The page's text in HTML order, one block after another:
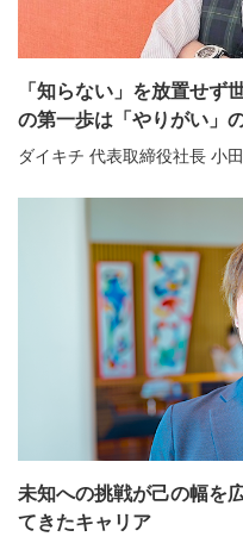
「知らない」を放置せず
の第一歩は「やりがい」
ダイキチ 代表取締役社長 小
未知への挑戦が己の幅を
てきたキャリア